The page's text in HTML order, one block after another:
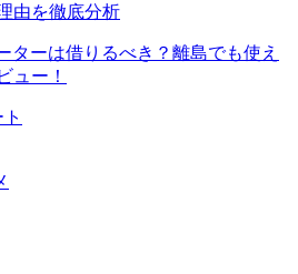
由を徹底分析
ターは借りるべき？離島でも使え
ュー！